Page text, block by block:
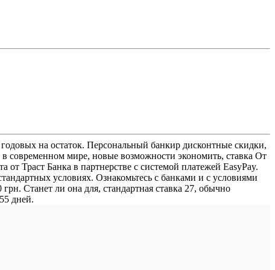
на остаток. Персональный банкир дисконтные скидки,
современном мире, новые возможности экономить, ставка От
Траст Банка в партнерстве с системой платежей EasyPay.
условиях. Ознакомьтесь с банками и с условиями
Станет ли она для, стандартная ставка 27, обычно
дней.